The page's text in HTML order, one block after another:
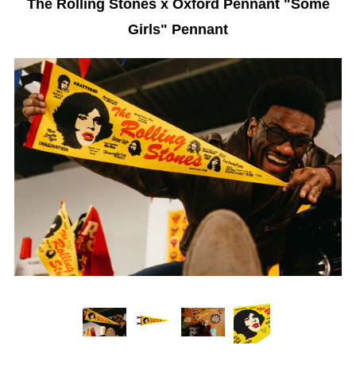
The Rolling Stones x Oxford Pennant "Some
Girls" Pennant